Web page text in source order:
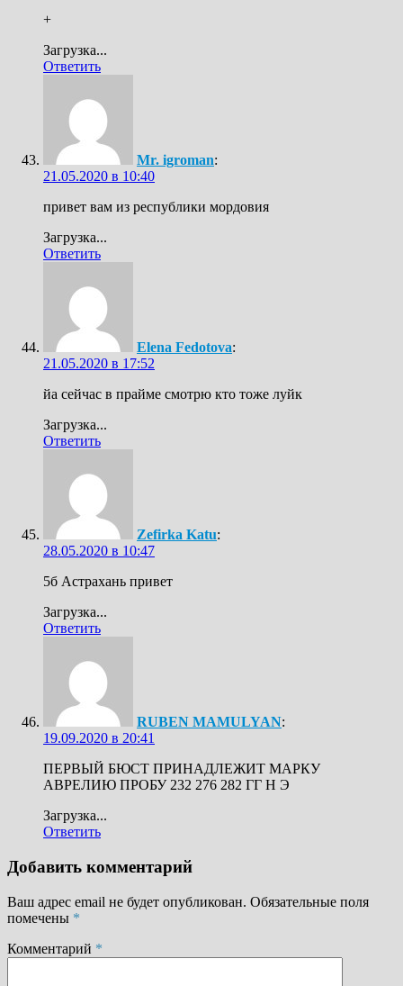
+
Загрузка...
Ответить
Mr. igroman:
21.05.2020 в 10:40
привет вам из республики мордовия
Загрузка...
Ответить
Elena Fedotova:
21.05.2020 в 17:52
йа сейчас в прайме смотрю кто тоже луйк
Загрузка...
Ответить
Zefirka Katu:
28.05.2020 в 10:47
5б Астрахань привет
Загрузка...
Ответить
RUBEN MAMULYAN:
19.09.2020 в 20:41
ПЕРВЫЙ БЮСТ ПРИНАДЛЕЖИТ МАРКУ
АВРЕЛИЮ ПРОБУ 232 276 282 ГГ Н Э
Загрузка...
Ответить
Добавить комментарий
Ваш адрес email не будет опубликован. Обязательные поля
помечены *
Комментарий *